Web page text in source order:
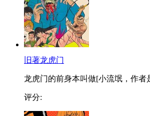
旧著龙虎门
龙虎门的前身本叫做[小流氓，作者
评分: